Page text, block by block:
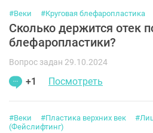
#Веки #Круговая блефаропластика
Сколько держится отек
блефаропластики?
Вопрос задан 29.10.2024
+1 Посмотреть
#Веки #Пластика верхних век
(Фейслифтинг)